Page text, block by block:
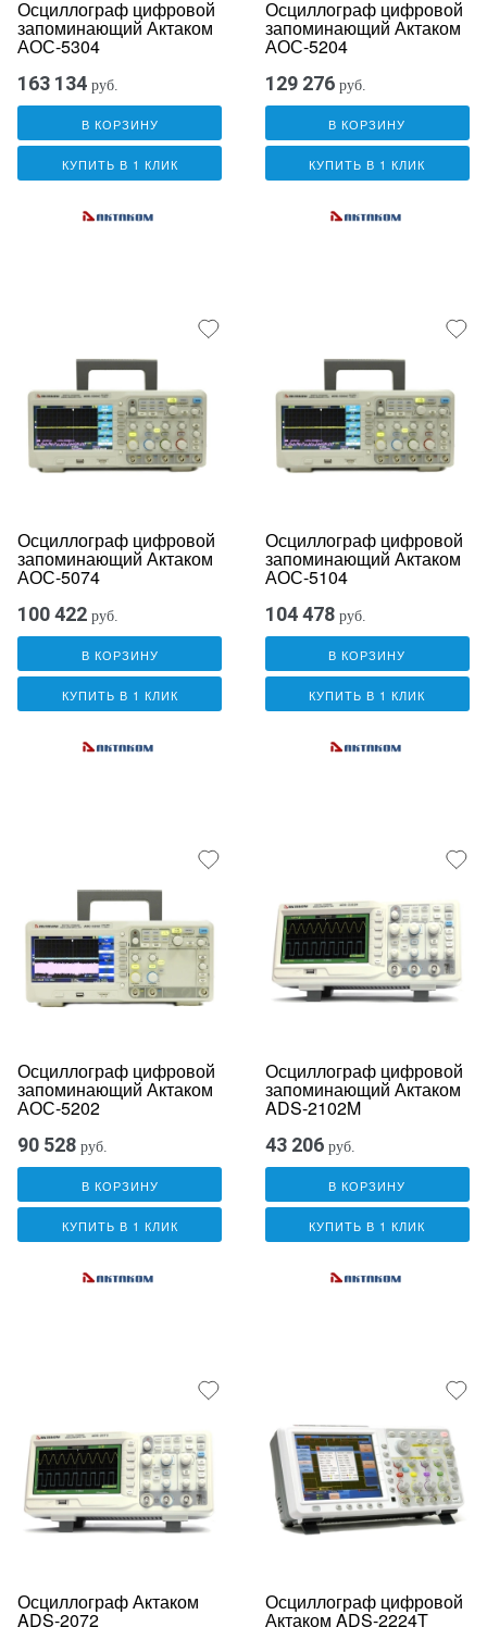
Осциллограф цифровой
запоминающий Актаком
АОС-5304
163 134 руб.
В КОРЗИНУ
КУПИТЬ В 1 КЛИК
Осциллограф цифровой
запоминающий Актаком
АОС-5204
129 276 руб.
В КОРЗИНУ
КУПИТЬ В 1 КЛИК
Осциллограф цифровой
запоминающий Актаком
АОС-5074
100 422 руб.
В КОРЗИНУ
КУПИТЬ В 1 КЛИК
Осциллограф цифровой
запоминающий Актаком
АОС-5104
104 478 руб.
В КОРЗИНУ
КУПИТЬ В 1 КЛИК
Осциллограф цифровой
запоминающий Актаком
АОС-5202
90 528 руб.
В КОРЗИНУ
КУПИТЬ В 1 КЛИК
Осциллограф цифровой
запоминающий Актаком
ADS-2102M
43 206 руб.
В КОРЗИНУ
КУПИТЬ В 1 КЛИК
Осциллограф Актаком
ADS-2072
Осциллограф цифровой
Актаком ADS-2224T